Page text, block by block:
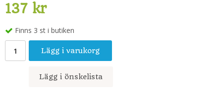
137 kr
Finns 3 st i butiken
Lägg i varukorg
Lägg i önskelista